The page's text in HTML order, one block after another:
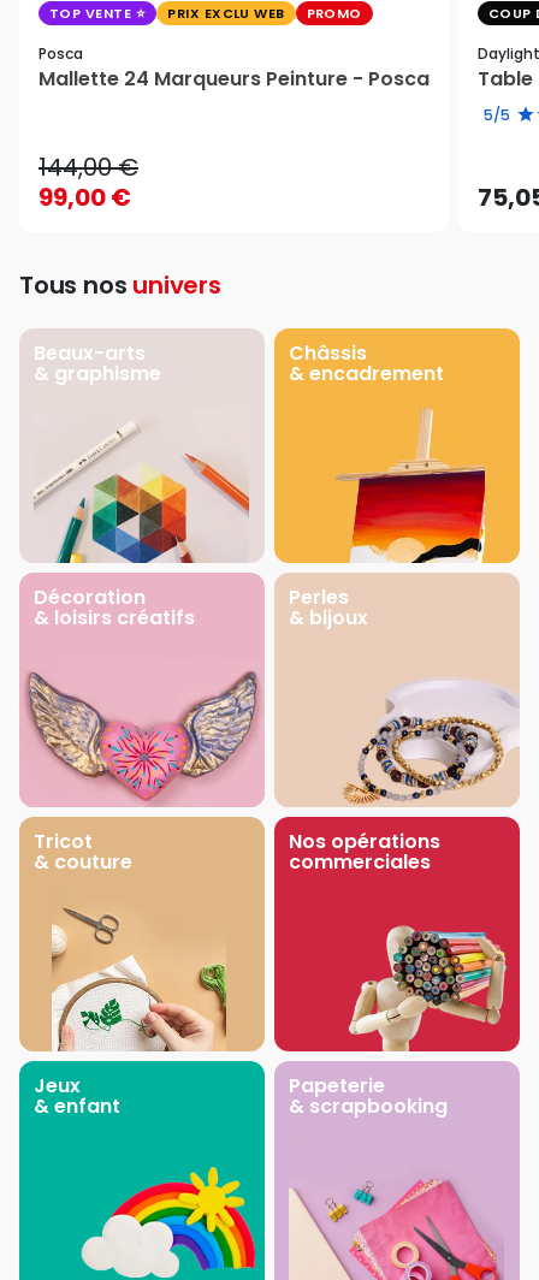
TOP VENTE PRIX EXCLU WEB PROMO
Posca
Mallette 24 Marqueurs Peinture - Posca
144,00 €
99,00 €
COUP
Daylight
Table
5/5
Tous nos univers
Beaux-arts
& graphisme
Châssis
& encadrement
Décoration
& loisirs créatifs
Perles
& bijoux
Tricot
& couture
Nos opérations
commerciales
Jeux
& enfant
Papeterie
& scrapbooking